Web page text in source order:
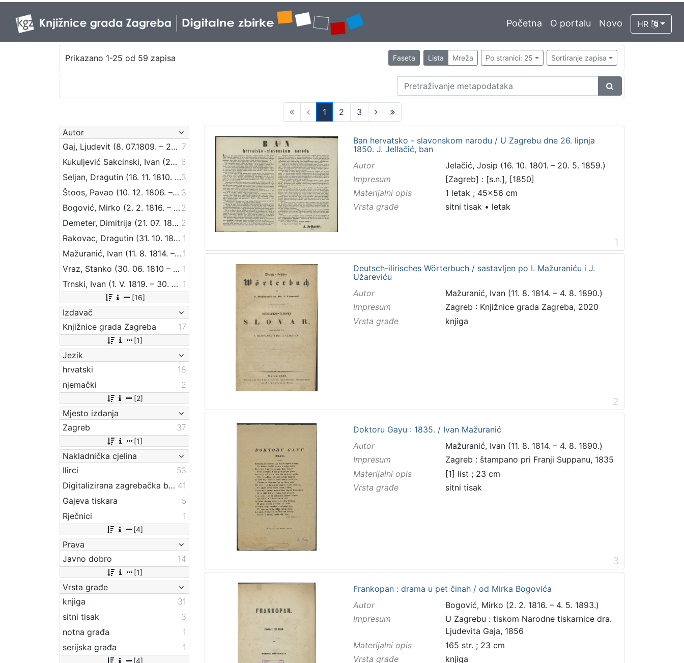
Početna O portalu Novo HR
Prikazano 1-25 od 59 zapisa Faseta Lista Mreža Po stranici: 25 Sortiranje zapisa
1
(current)
2
3
Autor
Gaj, Ljudevit (8. 07.1809. – 20. 04.1872.) 7
Kukuljević Sakcinski, Ivan (29. 5. 1816. – 1. 8. 1889.) 6
Seljan, Dragutin (16. 11. 1810. – 14. 6. 1848.)3
Štoos, Pavao (10. 12. 1806. – 30. 3. 1862.) 3
Bogović, Mirko (2. 2. 1816. – 4. 5. 1893.) 2
Demeter, Dimitrija (21. 07. 1811. – 24. 06. 1872.) 2
Rakovac, Dragutin (31. 10. 1813 – 22. 11. 1854) 1
Mažuranić, Ivan (11. 8. 1814. – 4. 8. 1890.) 1
Vraz, Stanko (30. 06. 1810 – 24. 05. 1851) 1
Trnski, Ivan (1. V. 1819. – 30. VI. 1910.) 1
[16]
Izdavač
Knjižnice grada Zagreba
17
[1]
Jezik
hrvatski
18
njemački
2
[2]
Mjesto izdanja
Zagreb
37
[1]
Nakladnička cjelina
Ilirci
53
Digitalizirana zagrebačka baština 41
Gajeva tiskara
5
Rječnici
1
[4]
Prava
Javno dobro
14
[1]
Vrsta građe
knjiga
31
sitni tisak
3
notna građa
1
serijska građa
1
[4]
Ban hervatsko - slavonskom narodu / U Zagrebu dne 26. lipnja
1850. J. Jellačić, ban
Autor
Jelačić, Josip (16. 10. 1801. – 20. 5. 1859.)
Impresum
[Zagreb] : [s.n.], [1850]
Materijalni opis
1 letak ; 45x56 cm
Vrsta građe
sitni tisak• letak
1
Deutsch-ilirisches Wörterbuch / sastavljen po I. Mažuraniću i J.
Užareviću
Autor
Mažuranić, Ivan (11. 8. 1814. – 4. 8. 1890.)
Impresum
Zagreb : Knjižnice grada Zagreba, 2020
Vrsta građe
knjiga
2
Doktoru Gayu : 1835. / Ivan Mažuranić
Autor
Mažuranić, Ivan (11. 8. 1814. – 4. 8. 1890.)
Impresum
Zagreb : štampano pri Franji Suppanu, 1835
Materijalni opis
[1] list ; 23 cm
Vrsta građe
sitni tisak
3
Frankopan : drama u pet činah / od Mirka Bogovića
Autor
Bogović, Mirko (2. 2. 1816. – 4. 5. 1893.)
Impresum
U Zagrebu : tiskom Narodne tiskarnice dra.
Ljudevita Gaja, 1856
Materijalni opis
165 str. ; 23 cm
Vrsta građe
knjiga